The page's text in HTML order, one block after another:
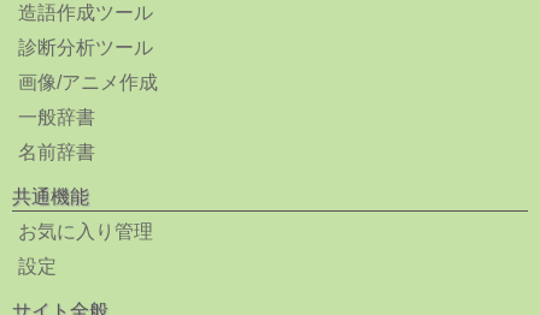
造語作成ツール
診断分析ツール
画像/アニメ作成
一般辞書
名前辞書
共通機能
お気に入り管理
設定
サイト全般